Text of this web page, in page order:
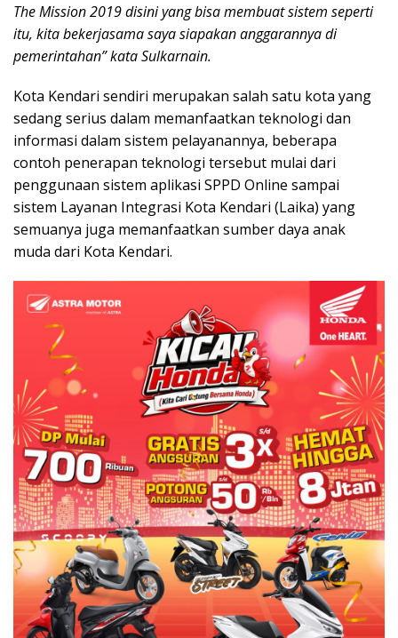
The Mission 2019 disini yang bisa membuat sistem seperti
itu, kita bekerjasama saya siapakan anggarannya di
pemerintahan” kata Sulkarnain.
Kota Kendari sendiri merupakan salah satu kota yang
sedang serius dalam memanfaatkan teknologi dan
informasi dalam sistem pelayanannya, beberapa
contoh penerapan teknologi tersebut mulai dari
penggunaan sistem aplikasi SPPD Online sampai
sistem Layanan Integrasi Kota Kendari (Laika) yang
semuanya juga memanfaatkan sumber daya anak
muda dari Kota Kendari.